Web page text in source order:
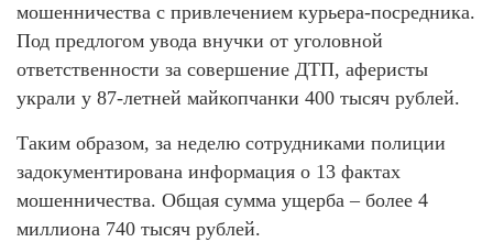
мошенничества с привлечением курьера-посредника.
Под предлогом увода внучки от уголовной
ответственности за совершение ДТП, аферисты
украли у 87-летней майкопчанки 400 тысяч рублей.
Таким образом, за неделю сотрудниками полиции
задокументирована информация о 13 фактах
мошенничества. Общая сумма ущерба – более 4
миллиона 740 тысяч рублей.